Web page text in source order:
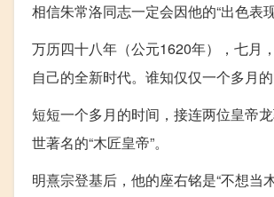
相信朱常洛同志一定会因他的“出色表
万历四十八年（公元1620年），七月
自己的全新时代。谁知仅仅一个多月
短短一个多月的时间，接连两位皇帝
世著名的“木匠皇帝”。
明熹宗登基后，他的座右铭是“不想